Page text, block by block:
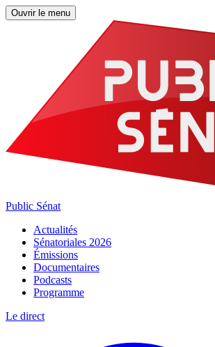
Ouvrir le menu
Public Sénat
Actualités
Sénatoriales 2026
Émissions
Documentaires
Podcasts
Programme
Le direct